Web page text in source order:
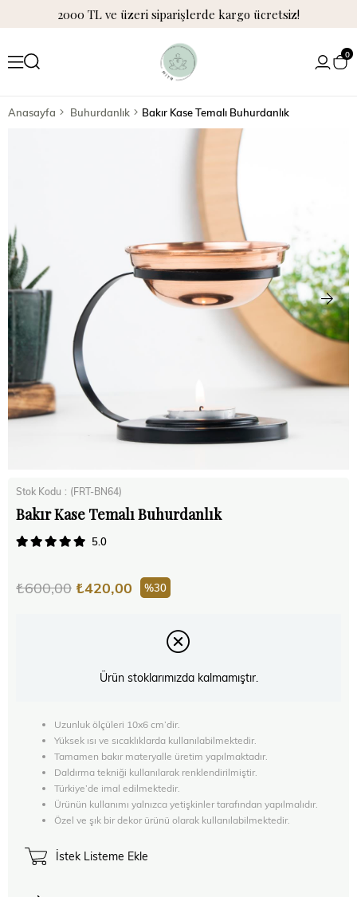
2000 TL ve üzeri siparişlerde kargo ücretsiz!
0
Anasayfa Buhurdanlık Bakır Kase Temalı Buhurdanlık
Stok Kodu (FRT-BN64)
Bakır Kase Temalı Buhurdanlık
5.0
₺600,00 ₺420,00 30
Ürün stoklarımızda kalmamıştır.
Uzunluk ölçüleri 10x6 cm’dir.
Yüksek ısı ve sıcaklıklarda kullanılabilmektedir.
Tamamen bakır materyalle üretim yapılmaktadır.
Daldırma tekniği kullanılarak renklendirilmiştir.
Türkiye’de imal edilmektedir.
Ürünün kullanımı yalnızca yetişkinler tarafından yapılmalıdır.
Özel ve şık bir dekor ürünü olarak kullanılabilmektedir.
İstek Listeme Ekle